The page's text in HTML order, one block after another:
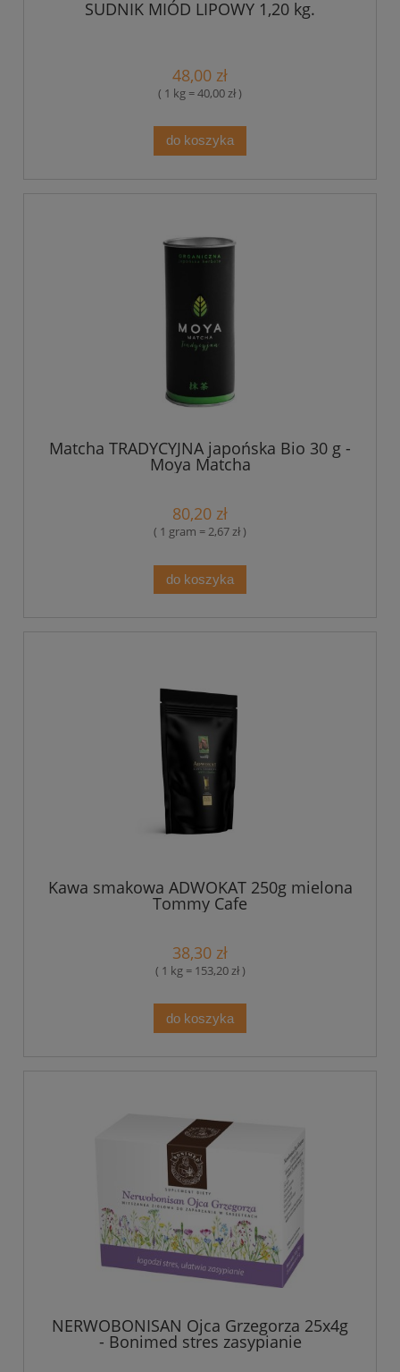
SUDNIK MIÓD LIPOWY 1,20 kg.
48,00 zł
( 1 kg = 40,00 zł )
do koszyka
Matcha TRADYCYJNA japońska Bio 30 g -
Moya Matcha
80,20 zł
( 1 gram = 2,67 zł )
do koszyka
Kawa smakowa ADWOKAT 250g mielona
Tommy Cafe
38,30 zł
( 1 kg = 153,20 zł )
do koszyka
NERWOBONISAN Ojca Grzegorza 25x4g
- Bonimed stres zasypianie